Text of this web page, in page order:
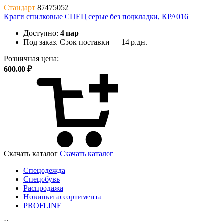
Стандарт 87475052
Краги спилковые СПЕЦ серые без подкладки, КРА016
Доступно: 4 пар
Под заказ. Срок поставки — 14 р.дн.
Розничная цена:
600.00 ₽
Скачать каталог Скачать каталог
Спецодежда
Спецобувь
Распродажа
Новинки ассортимента
PROFLINE